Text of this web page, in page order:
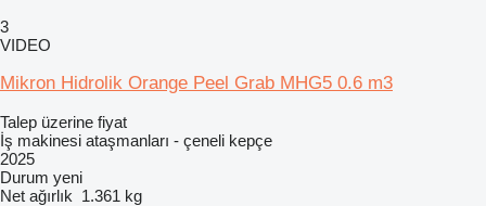
3
VIDEO
Mikron Hidrolik Orange Peel Grab MHG5 0.6 m3
Talep üzerine fiyat
İş makinesi ataşmanları - çeneli kepçe
2025
Durum yeni
Net ağırlık 1.361 kg